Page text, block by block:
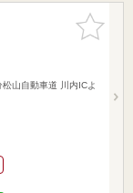
お気に入
りに追加
山自動車道 川内ICよ